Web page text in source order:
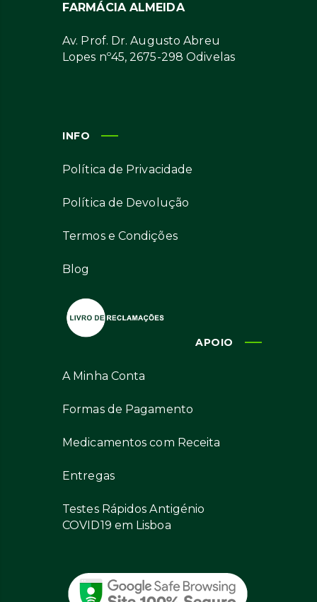
FARMÁCIA ALMEIDA
Av. Prof. Dr. Augusto Abreu
Lopes nº45, 2675-298 Odivelas
INFO
Política de Privacidade
Política de Devolução
Termos e Condições
Blog
APOIO
A Minha Conta
Formas de Pagamento
Medicamentos com Receita
Entregas
Testes Rápidos Antigénio
COVID19 em Lisboa